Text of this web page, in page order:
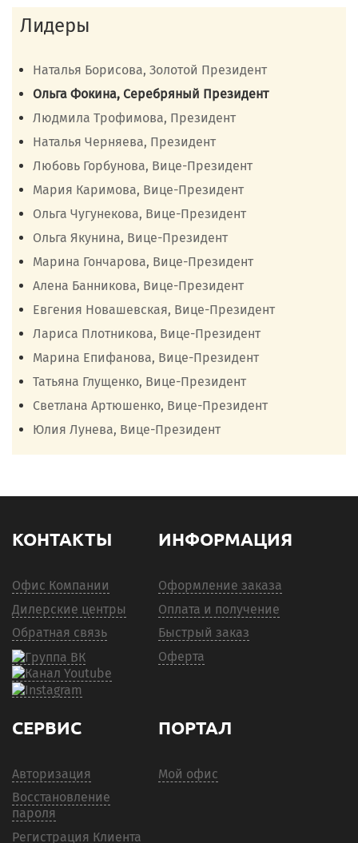
Лидеры
Наталья Борисова, Золотой Президент
Ольга Фокина, Серебряный Президент
Людмила Трофимова, Президент
Наталья Черняева, Президент
Любовь Горбунова, Вице-Президент
Мария Каримова, Вице-Президент
Ольга Чугунекова, Вице-Президент
Ольга Якунина, Вице-Президент
Марина Гончарова, Вице-Президент
Алена Банникова, Вице-Президент
Евгения Новашевская, Вице-Президент
Лариса Плотникова, Вице-Президент
Марина Епифанова, Вице-Президент
Татьяна Глущенко, Вице-Президент
Светлана Артюшенко, Вице-Президент
Юлия Лунева, Вице-Президент
КОНТАКТЫ
Офис Компании
Дилерские центры
Обратная связь
ИНФОРМАЦИЯ
Оформление заказа
Оплата и получение
Быстрый заказ
Оферта
СЕРВИС
Авторизация
Восстановление
пароля
Регистрация Клиента
ПОРТАЛ
Мой офис